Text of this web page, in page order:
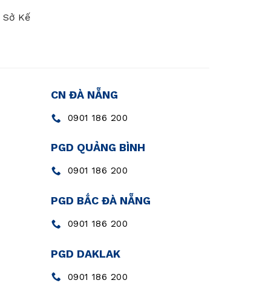
Sở Kế
CN ĐÀ NẴNG
0901 186 200
PGD QUẢNG BÌNH
0901 186 200
PGD BẮC ĐÀ NẴNG
0901 186 200
PGD DAKLAK
0901 186 200